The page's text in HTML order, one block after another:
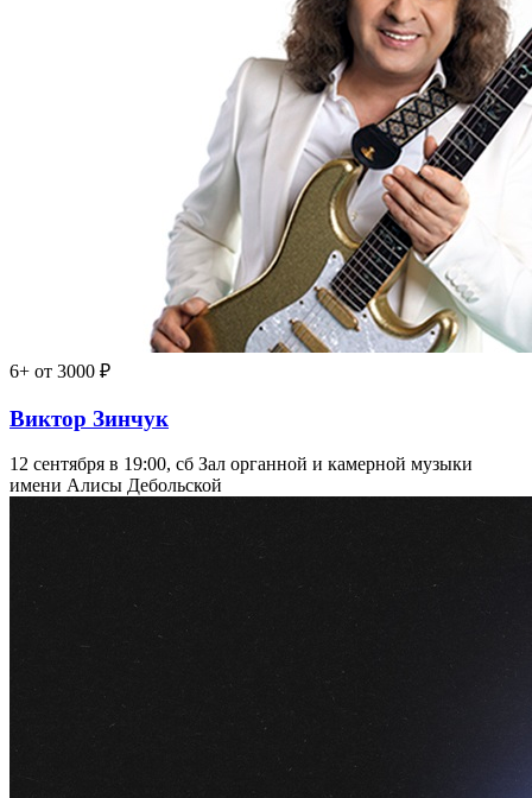
6+ от 3000 ₽
Виктор Зинчук
12 сентября в 19:00, сб Зал органной и камерной музыки
имени Алисы Дебольской